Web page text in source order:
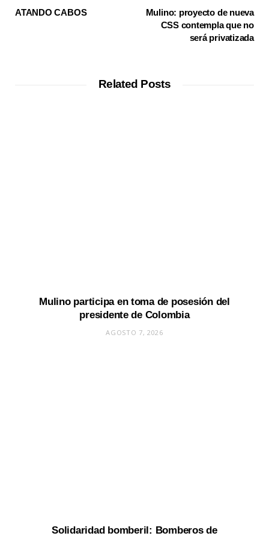
ATANDO CABOS
Mulino: proyecto de nueva
CSS contempla que no
será privatizada
Related Posts
Mulino participa en toma de posesión del
presidente de Colombia
AGOSTO 7, 2026
Solidaridad bomberil: Bomberos de